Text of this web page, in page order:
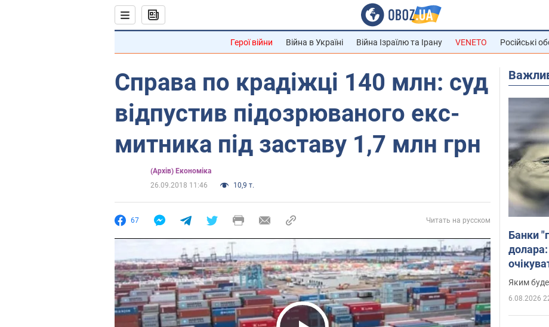
Герої війни Війна в Україні Війна Ізраїлю та Ірану VENETO Російські
Справа по крадіжці 140 млн: суд
відпустив підозрюваного екс-
митника під заставу 1,7 млн грн
(Архів) Економіка
26.09.2018 11:46
10,9 т.
67 Читать на русском
Банки
долара:
Яким
6.08.2026